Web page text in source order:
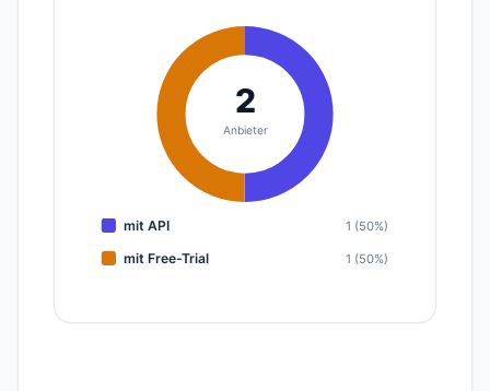
2
Anbieter
mit API 1 (50%)
mit Free-Trial 1 (50%)